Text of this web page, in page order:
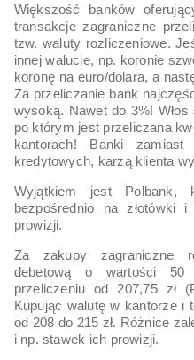
Większość banków
transakcje zagraniczne
tzw. waluty rozliczeniowe.
innej walucie, np. koronie
koronę na euro/dolara, a
Za przeliczanie bank
wysoką. Nawet do 3%!
po którym jest przeliczana
kantorach! Banki
kredytowych, karzą klienta
Wyjątkiem jest Polbank,
bezpośrednio na
prowizji.
Za zakupy zagraniczne
debetową o wartości 50
przeliczeniu od 207,75 zł
Kupując walutę w kantorze i
od 208 do 215 zł. Różnice
i np. stawek ich prowizji.